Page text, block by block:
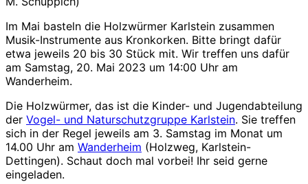
Im Mai basteln die Holzwürmer Karlstein zusammen
Musik-Instrumente aus Kronkorken. Bitte bringt dafür
etwa jeweils 20 bis 30 Stück mit. Wir treffen uns dafür
am Samstag, 20. Mai 2023 um 14:00 Uhr am
Wanderheim.
Die Holzwürmer, das ist die Kinder- und Jugendabteilung
der Vogel- und Naturschutzgruppe Karlstein. Sie treffen
sich in der Regel jeweils am 3. Samstag im Monat um
14.00 Uhr am Wanderheim (Holzweg, Karlstein-
Dettingen). Schaut doch mal vorbei! Ihr seid gerne
eingeladen.